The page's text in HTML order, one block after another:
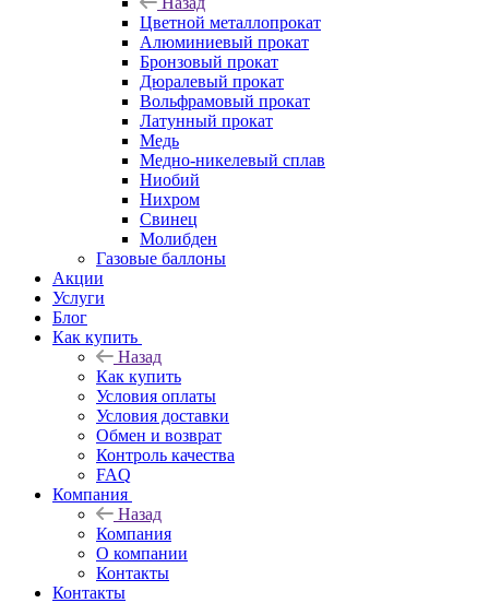
Цветной металлопрокат
Алюминиевый прокат
Бронзовый прокат
Дюралевый прокат
Вольфрамовый прокат
Латунный прокат
Медь
Медно-никелевый сплав
Ниобий
Нихром
Свинец
Молибден
Газовые баллоны
Акции
Услуги
Блог
Как купить
Назад
Как купить
Условия оплаты
Условия доставки
Обмен и возврат
Контроль качества
FAQ
Компания
Назад
Компания
О компании
Контакты
Контакты